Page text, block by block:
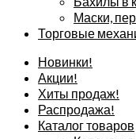
Маски,
Торговые
Новинки!
Акции!
Хиты продаж!
Распродажа!
Каталог товаров